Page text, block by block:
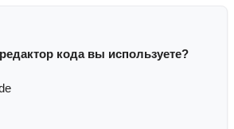
кода вы используете?